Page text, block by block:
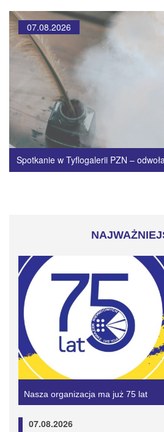
07.08.2026
Spotkanie w Tyflogalerii PZN –
Nasza organizacja ma już 75 lat
07.08.2026